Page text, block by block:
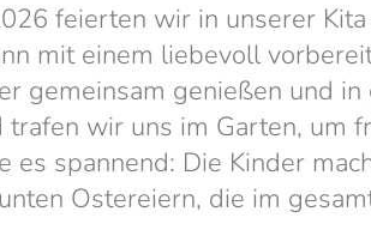
feierten wir in unserer
mit einem liebevoll
gemeinsam genießen und
trafen wir uns im Garten, um
es spannend: Die Kinder
Ostereiern, die im